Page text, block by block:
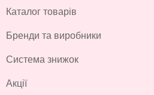
Каталог товарів
Бренди та виробники
Система знижок
Акції